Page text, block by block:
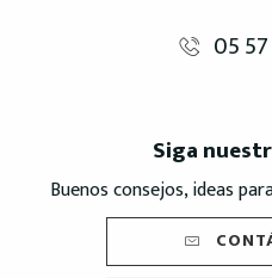
05
Siga
Buenos consejos, ideas